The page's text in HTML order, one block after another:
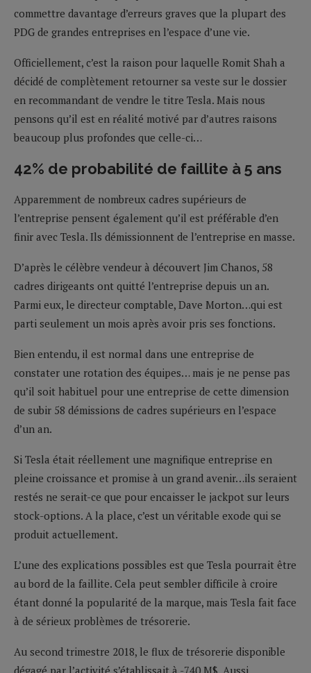
commettre davantage d’erreurs graves que la plupart des
PDG de grandes entreprises en l’espace d’une vie.
Officiellement, c’est la raison pour laquelle Romit Shah a
décidé de complètement retourner sa veste sur le dossier
en recommandant de vendre le titre Tesla. Mais nous
pensons qu’il est en réalité motivé par d’autres raisons
beaucoup plus profondes que celle-ci…
42% de probabilité de faillite à 5 ans
Apparemment de nombreux cadres supérieurs de
l’entreprise pensent également qu’il est préférable d’en
finir avec Tesla. Ils démissionnent de l’entreprise en masse.
D’après le célèbre vendeur à découvert Jim Chanos, 58
cadres dirigeants ont quitté l’entreprise depuis un an.
Parmi eux, le directeur comptable, Dave Morton…qui est
parti seulement un mois après avoir pris ses fonctions.
Bien entendu, il est normal dans une entreprise de
constater une rotation des équipes… mais je ne pense pas
qu’il soit habituel pour une entreprise de cette dimension
de subir 58 démissions de cadres supérieurs en l’espace
d’un an.
Si Tesla était réellement une magnifique entreprise en
pleine croissance et promise à un grand avenir…ils seraient
restés ne serait-ce que pour encaisser le jackpot sur leurs
stock-options. A la place, c’est un véritable exode qui se
produit actuellement.
L’une des explications possibles est que Tesla pourrait être
au bord de la faillite. Cela peut sembler difficile à croire
étant donné la popularité de la marque, mais Tesla fait face
à de sérieux problèmes de trésorerie.
Au second trimestre 2018, le flux de trésorerie disponible
dégagé par l’activité s’établissait à -740 M$. Aussi